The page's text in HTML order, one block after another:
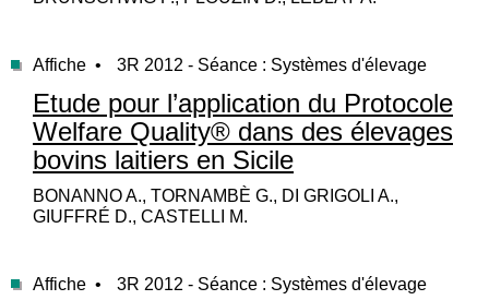
Affiche • 3R 2012 - Séance : Systèmes d'élevage
Etude pour l’application du Protocole
Welfare Quality® dans des élevages
bovins laitiers en Sicile
BONANNO A., TORNAMBÈ G., DI GRIGOLI A.,
GIUFFRÉ D., CASTELLI M.
Affiche • 3R 2012 - Séance : Systèmes d'élevage